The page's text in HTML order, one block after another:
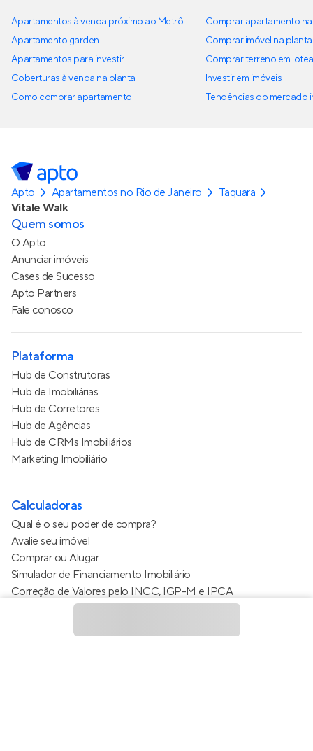
Apartamentos à venda próximo ao Metrô
Apartamento garden
Apartamentos para investir
Coberturas à venda na planta
Como comprar apartamento
Comprar apartamento
Comprar imóvel na planta
Comprar terreno em
Investir em imóveis
Tendências do mercado
Apto Apartamentos no Rio de Janeiro
Taquara
Vitale Walk
Quem somos
O Apto
Anunciar imóveis
Cases de Sucesso
Apto Partners
Fale conosco
Plataforma
Hub de Construtoras
Hub de Imobiliárias
Hub de Corretores
Hub de Agências
Hub de CRMs Imobiliários
Marketing Imobiliário
Calculadoras
Qual é o seu poder de compra?
Avalie seu imóvel
Comprar ou Alugar
Simulador de Financiamento Imobiliário
Correção de Valores pelo INCC, IGP-M e IPCA
Estimativa de valor do condomínio